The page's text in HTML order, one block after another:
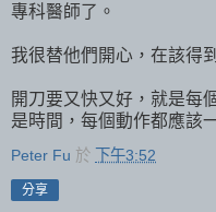
專科醫師了。
我很替他們開心，在該得
開刀要又快又好，就是每
是時間，每個動作都應該
Peter Fu 於 下午3:52
分享